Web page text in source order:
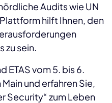
Audits wie UN
hilft Ihnen, den
zu sein.
ETAS vom 5. bis 6.
und erfahren Sie,
Security“ zum Leben